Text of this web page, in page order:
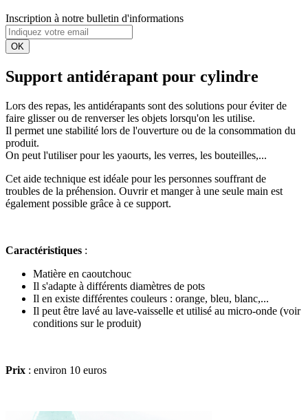
Inscription à notre bulletin d'informations
OK
Support antidérapant pour cylindre
Lors des repas, les antidérapants sont des solutions pour éviter de
faire glisser ou de renverser les objets lorsqu'on les utilise.
Il permet une stabilité lors de l'ouverture ou de la consommation du
produit.
On peut l'utiliser pour les yaourts, les verres, les bouteilles,...
Cet aide technique est idéale pour les personnes souffrant de
troubles de la préhension. Ouvrir et manger à une seule main est
également possible grâce à ce support.
Caractéristiques :
Matière en caoutchouc
Il s'adapte à différents diamètres de pots
Il en existe différentes couleurs : orange, bleu, blanc,...
Il peut être lavé au lave-vaisselle et utilisé au micro-onde (voir
conditions sur le produit)
Prix : environ 10 euros